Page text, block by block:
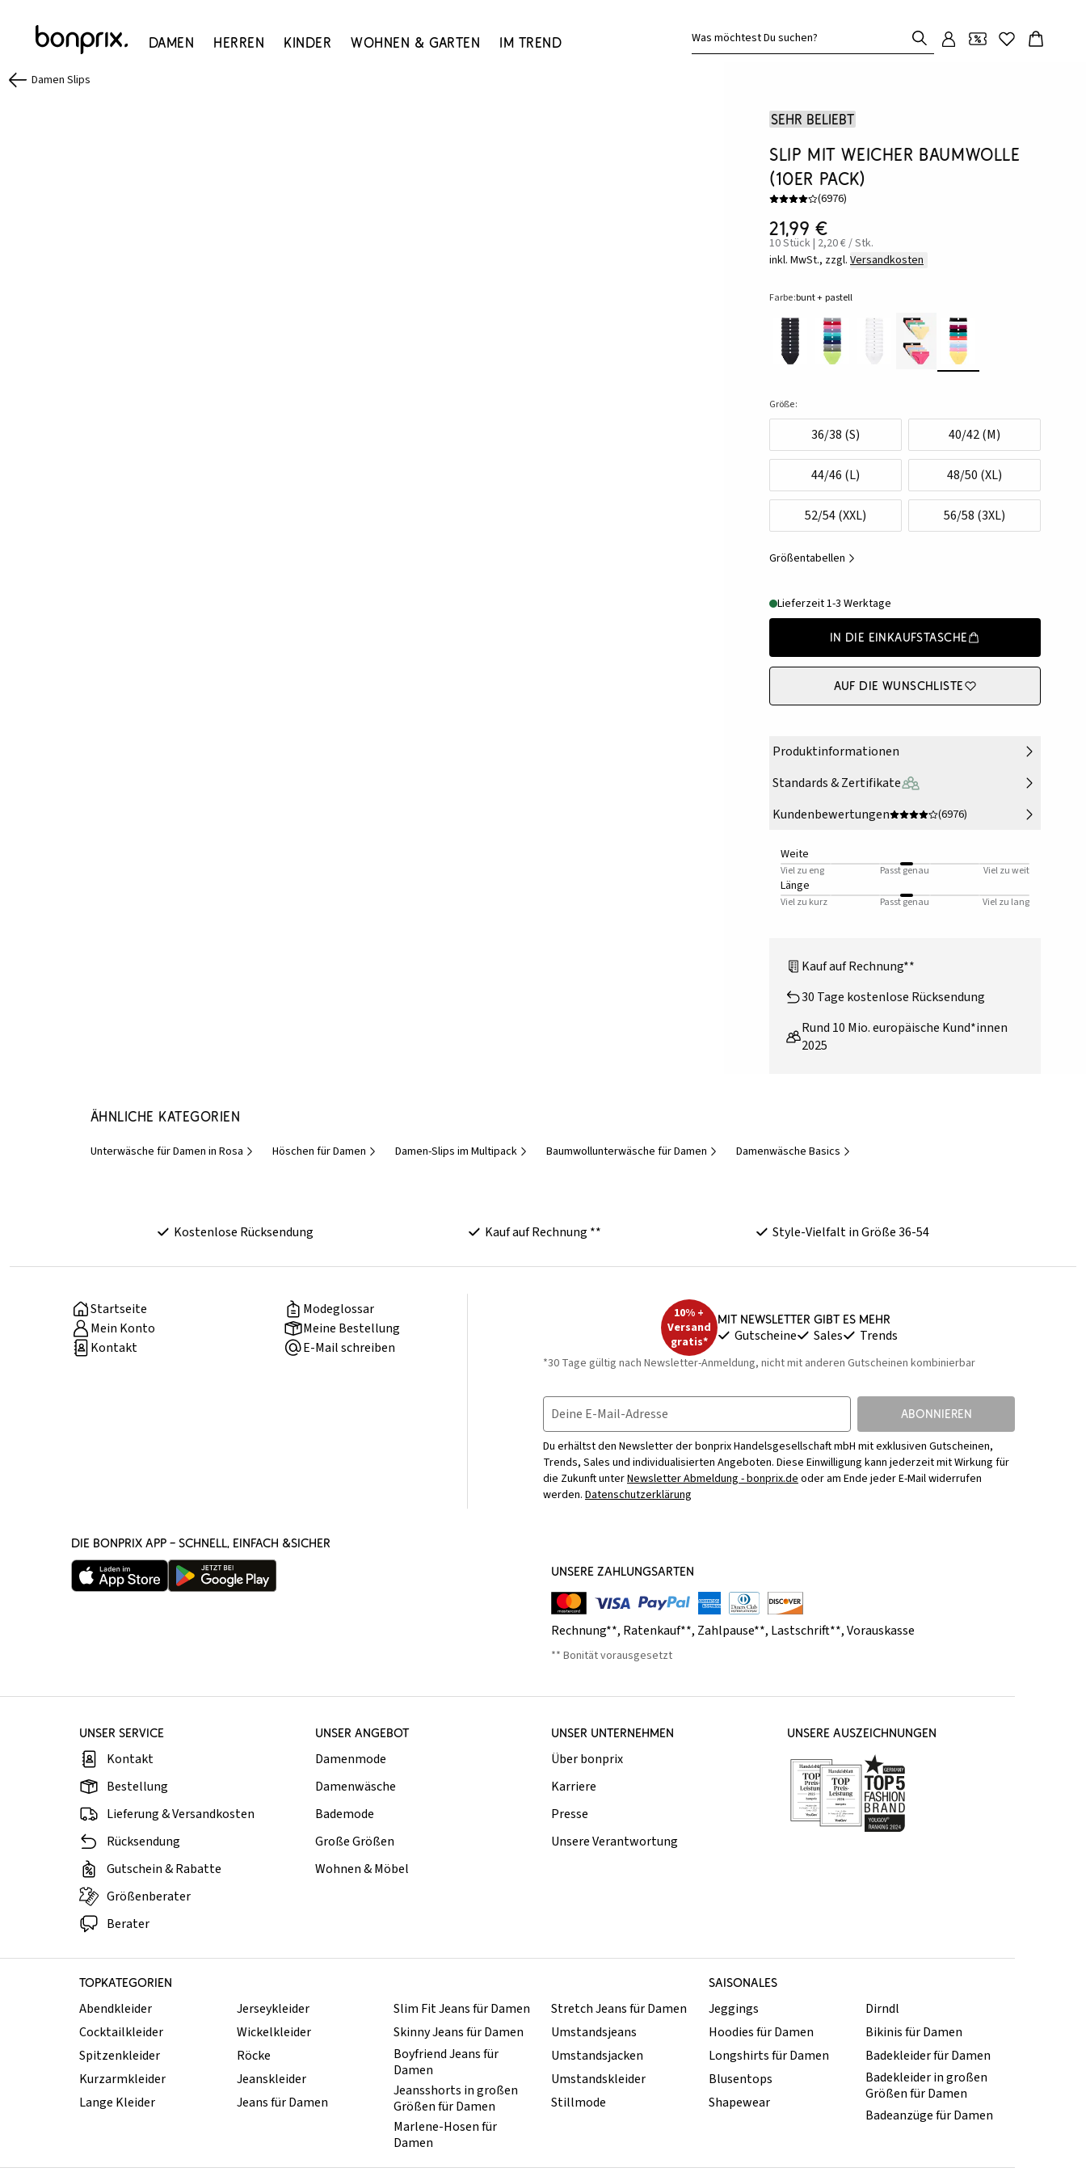
Damen Herren Kinder Wohnen & Garten Im Trend Was möchtest Du suchen?
Damen Slips
Sehr beliebt
Slip mit weicher Baumwolle
(10er Pack)
(6976)
21,99 €
10 Stück | 2,20 € / Stk.
inkl. MwSt., zzgl. Versandkosten
Farbe:bunt + pastell
Größe:
36/38 (S) 40/42 (M)
44/46 (L) 48/50 (XL)
52/54 (XXL) 56/58 (3XL)
Größentabellen
Lieferzeit 1-3 Werktage
In die Einkaufstasche
Auf die Wunschliste
Produktinformationen
Standards & Zertifikate
Kundenbewertungen
(6976)
Weite
Viel zu eng Passt genau Viel zu weit
Länge
Viel zu kurz Passt genau Viel zu lang
Kauf auf Rechnung**
30 Tage kostenlose Rücksendung
Rund 10 Mio. europäische Kund*innen
2025
Ähnliche Kategorien
Unterwäsche für Damen in Rosa Höschen für Damen Damen-Slips im Multipack Baumwollunterwäsche für Damen Damenwäsche Basics
Kostenlose Rücksendung Kauf auf Rechnung ** Style-Vielfalt in Größe 36-54
Startseite
Modeglossar
Mein Konto
Meine Bestellung
Kontakt
E-Mail schreiben
10% +
Versand
gratis*
Mit Newsletter gibt es mehr
Gutscheine Sales Trends
*30 Tage gültig nach Newsletter-Anmeldung, nicht mit anderen Gutscheinen kombinierbar
Deine E-Mail-Adresse ABONNIEREN
Du erhältst den Newsletter der bonprix Handelsgesellschaft mbH mit exklusiven Gutscheinen,
Trends, Sales und individualisierten Angeboten. Diese Einwilligung kann jederzeit mit Wirkung für
die Zukunft unterNewsletter Abmeldung - bonprix.deoder am Ende jeder E-Mail widerrufen
werden. Datenschutzerklärung
DIE BONPRIX APP – SCHNELL, EINFACH &SICHER
UNSERE ZAHLUNGSARTEN
Rechnung**, Ratenkauf**, Zahlpause**, Lastschrift**,Vorauskasse
** Bonität vorausgesetzt
UNSER SERVICE
Kontakt
Bestellung
Lieferung & Versandkosten
Rücksendung
Gutschein & Rabatte
Größenberater
Berater
UNSER ANGEBOT
Damenmode
Damenwäsche
Bademode
Große Größen
Wohnen & Möbel
UNSER UNTERNEHMEN
Über bonprix
Karriere
Presse
Unsere Verantwortung
UNSERE AUSZEICHNUNGEN
TOPKATEGORIEN SAISONALES
Abendkleider
Cocktailkleider
Spitzenkleider
Kurzarmkleider
Lange Kleider
Jerseykleider
Wickelkleider
Röcke
Jeanskleider
Jeans für Damen
Slim Fit Jeans für Damen
Skinny Jeans für Damen
Boyfriend Jeans für
Damen
Jeansshorts in großen
Größen für Damen
Marlene-Hosen für
Damen
Stretch Jeans für Damen
Umstandsjeans
Umstandsjacken
Umstandskleider
Stillmode
Jeggings
Hoodies für Damen
Longshirts für Damen
Blusentops
Shapewear
Dirndl
Bikinis für Damen
Badekleider für Damen
Badekleider in großen
Größen für Damen
Badeanzüge für Damen